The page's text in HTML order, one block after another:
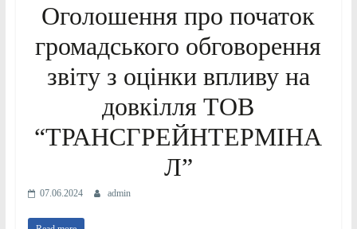
Оголошення про початок
громадського обговорення
звіту з оцінки впливу на
довкілля ТОВ
“ТРАНСГРЕЙНТЕРМІНА
Л”
07.06.2024 admin